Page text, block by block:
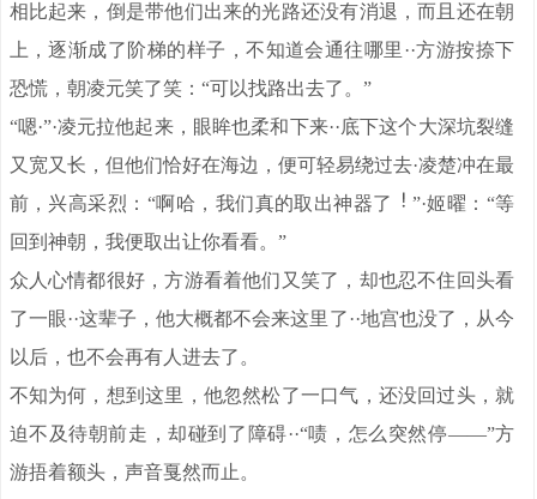
相比起来，倒是带他们出来的光路还没有消退，而且还在朝
上，逐渐成了阶梯的样子，不知道会通往哪里··方游按捺下
恐慌，朝凌元笑了笑：“可以找路出去了。”
“嗯·”·凌元拉他起来，眼眸也柔和下来··底下这个大深坑裂缝
又宽又长，但他们恰好在海边，便可轻易绕过去·凌楚冲在最
前，兴高采烈：“啊哈，我们真的取出神器了
”·姬曜：“等
回到神朝，我便取出让你看看。”
众人心情都很好，方游看着他们又笑了，却也忍不住回头看
了一眼··这辈子，他大概都不会来这里了··地宫也没了，从今
以后，也不会再有人进去了。
不知为何，想到这里，他忽然松了一口气，还没回过头，就
迫不及待朝前走，却碰到了障碍··“啧，怎么突然停——”方
游捂着额头，声音戛然而止。